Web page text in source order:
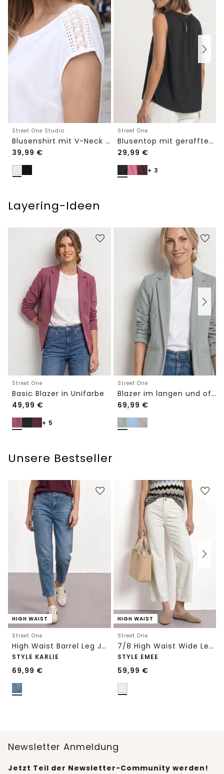
Street One Studio
Blusenshirt mit V-Neck und Spitze
39,99 €
Street One
Blusentop mit gerafftem Rundhals
29,99 €
+ 3
Layering-Ideen
Street One
Basic Blazer in Unifarbe
49,99 €
+ 5
Street One
Blazer im langen und offenen Schnitt
69,99 €
Unsere Bestseller
HIGH WAIST
Street One
High Waist Barrel Leg Jeans im Loose Fit
STYLE KARLIE
69,99 €
HIGH WAIST
Street One
7/8 High Waist Wide Leg Jeans im Loose Fit
STYLE EMEE
59,99 €
Newsletter Anmeldung
Jetzt Teil der Newsletter-Community werden!